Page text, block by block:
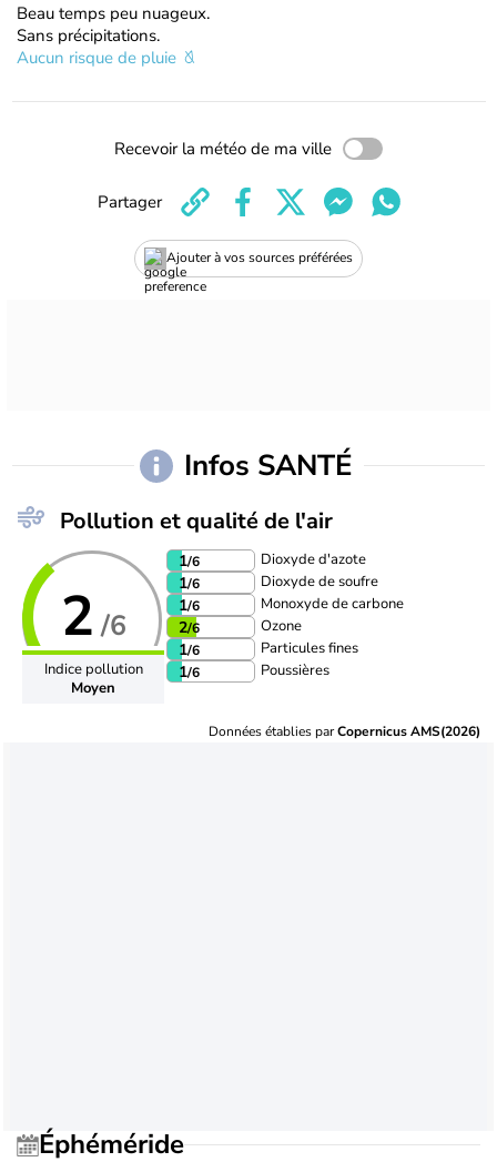
Beau temps peu nuageux.
Sans précipitations.
Aucun risque de pluie
Recevoir la météo de ma ville
Ajouter à vos sources préférées
Partager
Infos SANTÉ
Pollution et qualité de l'air
2 /6
Indice pollution
Moyen
1/6 Dioxyde d'azote
1/6 Dioxyde de soufre
1/6 Monoxyde de carbone
2/6 Ozone
1/6 Particules fines
1/6 Poussières
Données établies parCopernicus AMS(2026)
Éphéméride